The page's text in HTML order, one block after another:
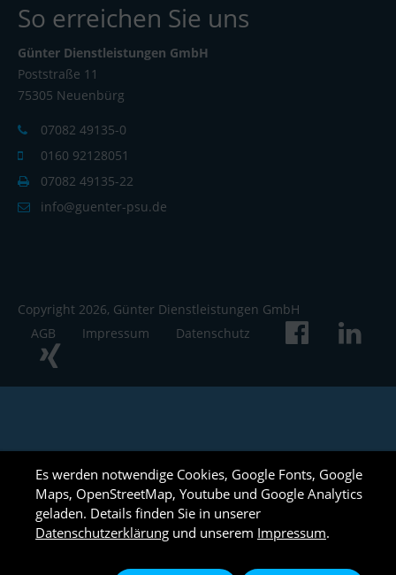
So erreichen Sie uns
Günter Dienstleistungen GmbH
Poststraße 11
75305 Neuenbürg
07082 49135-0
0160 92128051
07082 49135-22
info@guenter-psu.de
Copyright 2026, Günter Dienstleistungen GmbH
AGB
Impressum Datenschutz
Es werden notwendige Cookies, Google Fonts, Google
Maps, OpenStreetMap, Youtube und Google Analytics
geladen. Details finden Sie in unserer
Datenschutzerklärung und unserem Impressum.